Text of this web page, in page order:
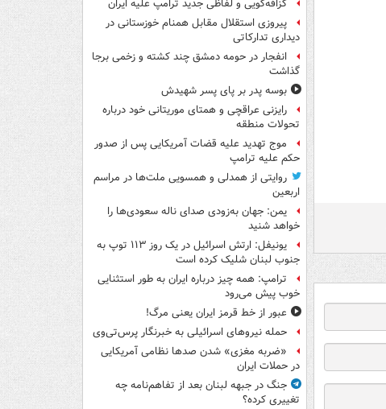
گزافه‌گویی و لفاظی جدید ترامپ علیه ایران
پیروزی استقلال مقابل همنام خوزستانی در
دیداری تدارکاتی
انفجار در حومه دمشق چند کشته و زخمی برجا
گذاشت
بوسه‌ پدر بر پای پسر شهیدش
رایزنی عراقچی و همتای موریتانی خود درباره
تحولات منطقه
موج تهدید علیه قضات آمریکایی پس از صدور
حکم علیه ترامپ
روایتی از همدلی و همسویی ملت‌ها در مراسم
اربعین
یمن: جهان به‌زودی صدای ناله سعودی‌ها را
خواهد شنید
یونیفل: ارتش اسرائیل در یک روز ۱۱۳ توپ به
جنوب لبنان شلیک کرده است
ترامپ: همه چیز درباره ایران به طور استثنایی
خوب پیش می‌رود
عبور از خط قرمز ایران یعنی مرگ!
حمله نیروهای اسرائیلی به خبرنگار پرس‌تی‌وی
«ضربه مغزی» شدن صدها نظامی آمریکایی
در حملات ایران
جنگ در جبهه لبنان بعد از تفاهم‌نامه چه
تغییری کرده؟